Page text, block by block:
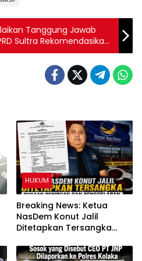
Tanggung Jawab
Sultra Rekomendasikan
Bentuk Tim Terpadu
HUKUM
Breaking News: Ketua
NasDem Konut Jalil
Ditetapkan Tersangka
Penggelapan